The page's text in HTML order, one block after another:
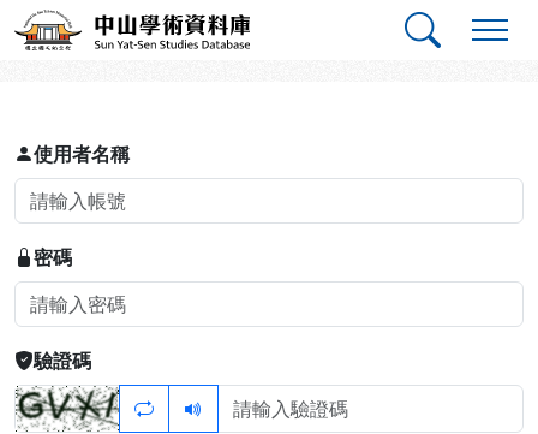
跳到主要內容
中山學術資料庫
登入
使用者名稱
密碼
驗證碼